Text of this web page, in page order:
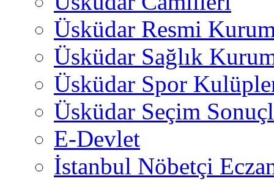
Üsküdar Resmi
Üsküdar Sağlık
Üsküdar Spor
Üsküdar Seçim
E-Devlet
İstanbul Nöbetçi